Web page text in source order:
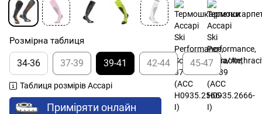
Розмірна таблиця
34-36 37-39 39-41 42-44 45-47
Таблиця розмірів Accapi
Приміряти онлайн